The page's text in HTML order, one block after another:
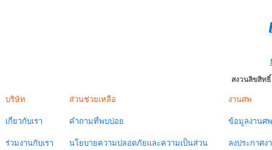
สงวนลิขสิท
บริษัท
เกี่ยวกับเรา
ร่วมงานกับเรา
ส่วนช่วยเหลือ
คำถามที่พบบ่อย
นโยบายความปลอดภัยและความเป็นส่วน
งานศพ
ข้อมูลงานศพ
ลงประกาศง